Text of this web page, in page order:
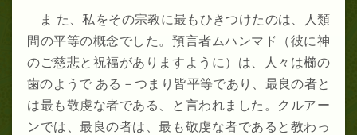
ま た、私をその宗教に最もひきつけたのは、人類
間の平等の概念でした。預言者ムハンマド（彼に神
のご慈悲と祝福がありますように）は、人々は櫛の
歯のようで ある－つまり皆平等であり、最良の者と
は最も敬虔な者である、と言われました。クルアー
ンでは、最良の者は、最も敬虔な者であると教わっ